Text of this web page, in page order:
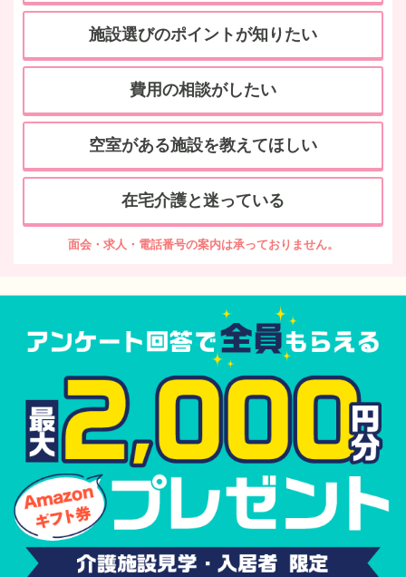
施設選びのポイントが知りたい
費用の相談がしたい
空室がある施設を教えてほしい
在宅介護と迷っている
面会・求人・電話番号の案内は承っておりません。